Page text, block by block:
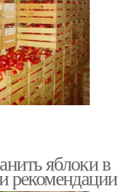
яблоки в
рекомендации